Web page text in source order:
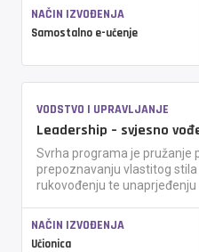
NAČIN IZVOĐENJA
Samostalno e-učenje
VODSTVO I UPRAVLJANJE
Leadership – svjesno
Svrha programa je pružanje
prepoznavanju vlastitog stila
rukovođenju te unaprjeđenju
NAČIN IZVOĐENJA
Učionica